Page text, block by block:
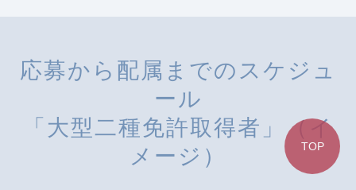
応募から配属までのスケジュ
ール
「大型二種免許取得者」（イ
メージ）
TOP